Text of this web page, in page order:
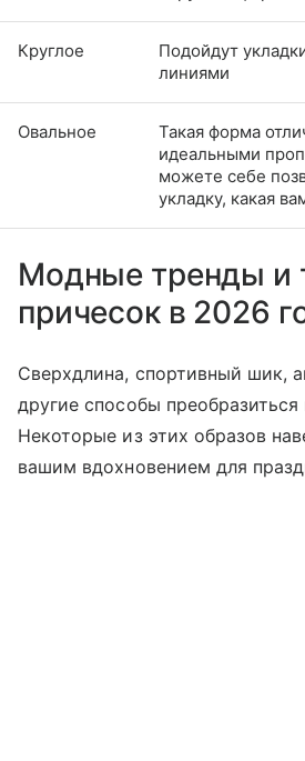
Круглое
Подойдут
линиями
Овальное
Такая форма
идеальными
можете себе
укладку, какая
Модные тренды и
причесок в 2026
Сверхдлина, спортивный шик,
другие способы
Некоторые из этих образов
вашим вдохновением для